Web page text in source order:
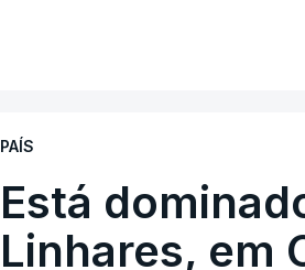
ERRO 100
ERROR ON HTML5 MEDIA
PAÍS
Está
Linhares, em